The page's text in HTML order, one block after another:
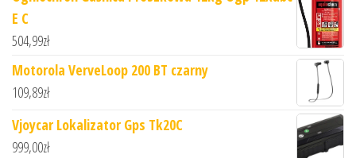
E C
504,99zł
Motorola VerveLoop 200 BT czarny
109,89zł
Vjoycar Lokalizator Gps Tk20C
999,00zł